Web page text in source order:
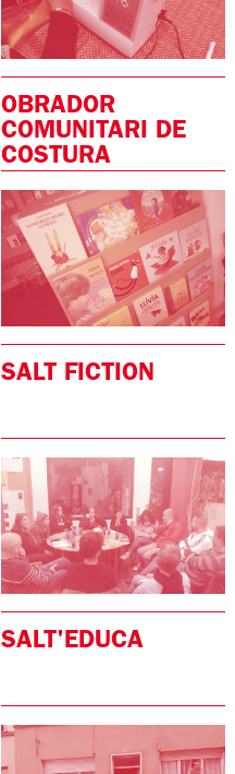
OBRADOR
COMUNITARI DE
COSTURA
SALT FICTION
SALT'EDUCA